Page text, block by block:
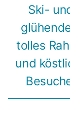
Ski-
tolles
und